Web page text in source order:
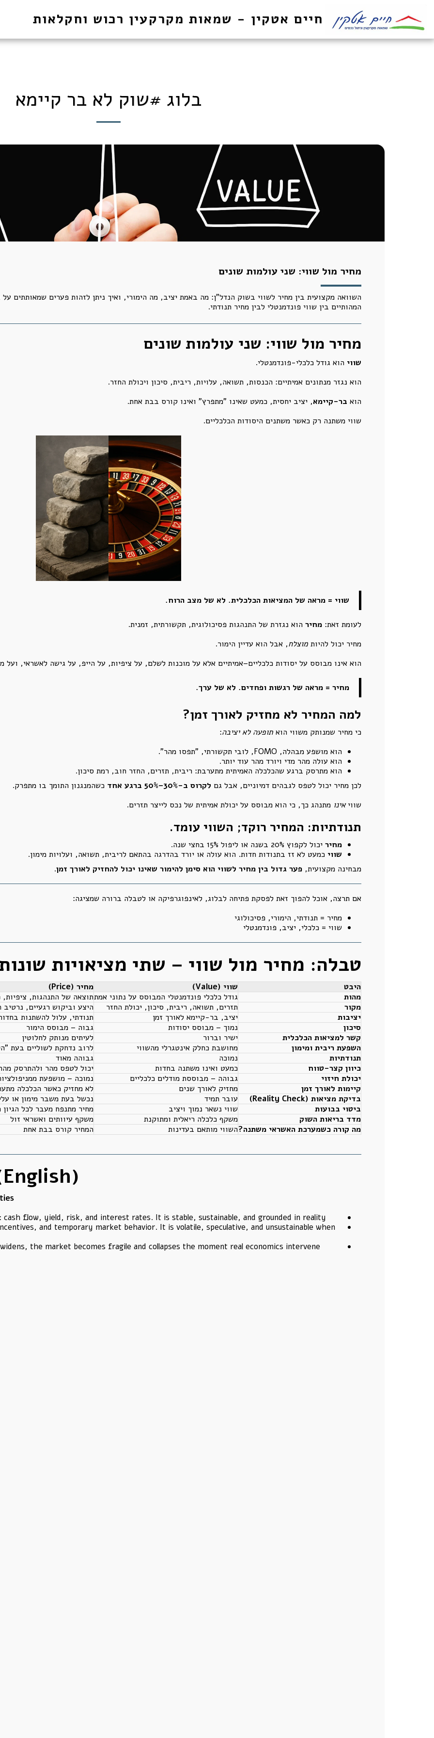
חיים אטקין - שמאות מקרקעין רכוש וחקלאות
בלוג #שוק לא בר קיימא
מחיר מול שווי: שני עולמות שונים
השוואה מקצועית בין מחיר לשווי בשוק הנדל"ן: מה באמת יציב, מה הימורי, ואיך ניתן לזהות פערים שמאותתים
המהותיים בין שווי פונדמנטלי לבין מחיר תנודתי.
מחיר מול שווי: שני עולמות שונים
שווי הוא גודל כלכלי-פונדמנטלי.
הוא נגזר מנתונים אמיתיים: הכנסות, תשואה, עלויות, ריבית, סיכון ויכולת החזר.
הוא בר-קיימא, יציב יחסית, כמעט שאינו "מתפרץ" ואינו קורס בבת אחת.
שווי משתנה רק כאשר משתנים היסודות הכלכליים.
שווי = מראה של המציאות הכלכלית. לא של מצב הרוח.
לעומת זאת: מחיר הוא נגזרת של התנהגות פסיכולוגית, תקשורתית, זמנית.
מחיר יכול להיות מוצלח, אבל הוא עדיין הימור.
הוא אינו מבוסס על יסודות כלכליים–אמיתיים אלא על מוכנות לשלם, על ציפיות, על הייפ, על גישה לאשראי, ועל
מחיר = מראה של רגשות ופחדים. לא של ערך.
למה המחיר לא מחזיק לאורך זמן?
כי מחיר שמנותק משווי הוא תופעה לא יציבה:
הוא מושפע מבהלה, FOMO, לובי תקשורתי, "תפסו מהר".
הוא עולה מהר מדי ויורד מהר עוד יותר.
הוא מתרסק ברגע שהכלכלה האמיתית מתערבת: ריבית, תזרים, החזר חוב, רמת סיכון.
לכן מחיר יכול לטפס לגבהים דמיוניים, אבל גם לקרוס ב-30%–50% ברגע אחד
כשהמנגנון התומך בו מתפרק.
שוויאינו מתנהג כך, כי הוא מבוסס על יכולת אמיתית של נכס לייצר תזרים.
תנודתיות: המחיר רוקד; השווי עומד.
מחיר יכול לקפוץ 20% בשנה או ליפול 15% בחצי שנה.
שווי כמעט לא זז בתנודות חדות. הוא עולה או יורד בהדרגה בהתאם לריבית, תשואה, ועלויות מימון.
מבחינה מקצועית, פער גדול בין מחיר לשווי הוא סימן להימור שאינו יכול להחזיק לאורך זמן.
אם תרצה, אוכל להפוך זאת לפסקת פתיחה לבלוג, לאינפוגרפיקה או לטבלה ברורה שמציגה:
מחיר = תנודתי, הימורי, פסיכולוגי
שווי = כלכלי, יציב, פונדמנטלי
טבלה: מחיר מול שווי – שתי מציאויות
היבט שווי (Value)
מחיר (Price)
מהות
גודל כלכלי פונדמנטלי המבוסס על נתוני אמתתוצאה של התנהגות, ציפיות,
מקור
תזרים, תשואה, ריבית, סיכון, יכולת החזר
היצע וביקוש רגעיים,
יציבות
יציב, בר-קיימא לאורך זמן
תנודתי, עלול להשתנות
סיכון
נמוך – מבוסס יסודות
גבוה – מבוסס הימור
קשר למציאות הכלכלית
ישיר וברור
לעיתים מנותק לחלוטין
השפעת ריבית ומימון
מחושבת כחלק אינטגרלי מהשווי
לרוב נדחקת לשוליים בעת
תנודתיות
נמוכה
גבוהה מאוד
כיוון קצר-טווח
כמעט ואינו משתנה בחדות
יכול לטפס מהר ולהתרסק
יכולת חיזוי
גבוהה – מבוססת מודלים כלכליים
נמוכה – מושפעת
קיימות לאורך זמן
מחזיק לאורך שנים
לא מחזיק כאשר הכלכלה
בדיקת מציאות (Reality Check)
עובר תמיד
נכשל בעת משבר מימון או
ביטוי בבועות
שווי נשאר נמוך ויציב
מחיר מתנפח מעבר לכל הגיון
מדד בריאות השוק
משקף כלכלה ריאלית ומתוקנת
משקף עיוותים ואשראי זול
מה קורה כשמערכת האשראי משתנה?השווי מותאם בעדינות המחיר קורס בבת אחת
flow, yield, risk, and interest rates. It is stable, sustainable, and grounded in reality.
and temporary market behavior. It is volatile, speculative, and unsustainable when
the market becomes fragile and collapses the moment real economics intervene.